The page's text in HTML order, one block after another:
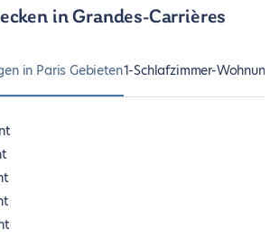
in Grandes-Carrières
in Paris Gebieten1-Schlafzimmer-